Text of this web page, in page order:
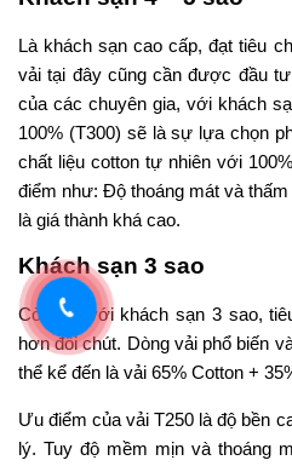
Là khách sạn cao cấp, đạt tiêu
vải tại đây cũng cần được đầu
của các chuyên gia, với khách
100% (T300) sẽ là sự lựa chọn
chất liệu cotton tự nhiên với
điểm như: Độ thoáng mát và
là giá thành khá cao.
Khách sạn 3 sao
Còn đối với khách sạn 3 sao,
hơn đôi chút. Dòng vải phổ biến
thể kể đến là vải 65% Cotton +
Ưu điểm của vải T250 là độ bền
lý. Tuy độ mềm mịn và thoáng